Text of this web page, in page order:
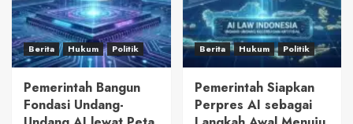
Berita Hukum Politik
Pemerintah Bangun
Fondasi Undang-
Berita Hukum Politik
Pemerintah Siapkan
Perpres AI sebagai